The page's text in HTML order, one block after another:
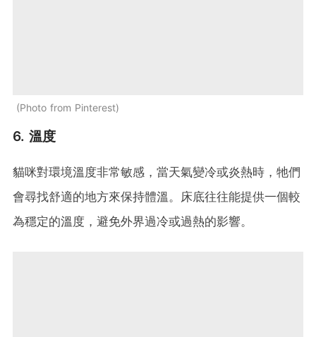
Photo from Pinterest
6. 溫度
貓咪對環境溫度非常敏感，當天氣變冷或炎熱時，牠們
會尋找舒適的地方來保持體溫。床底往往能提供一個較
為穩定的溫度，避免外界過冷或過熱的影響。